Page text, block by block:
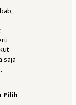
saja
Pilih